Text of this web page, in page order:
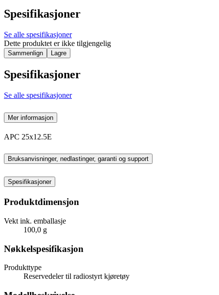
Spesifikasjoner
Se alle spesifikasjoner
Dette produktet er ikke tilgjengelig
Sammenlign Lagre
Spesifikasjoner
Se alle spesifikasjoner
Mer informasjon
APC 25x12.5E
Bruksanvisninger, nedlastinger, garanti og support
Spesifikasjoner
Produktdimensjon
Vekt ink. emballasje
100,0 g
Nøkkelspesifikasjon
Produkttype
Reservedeler til radiostyrt kjøretøy